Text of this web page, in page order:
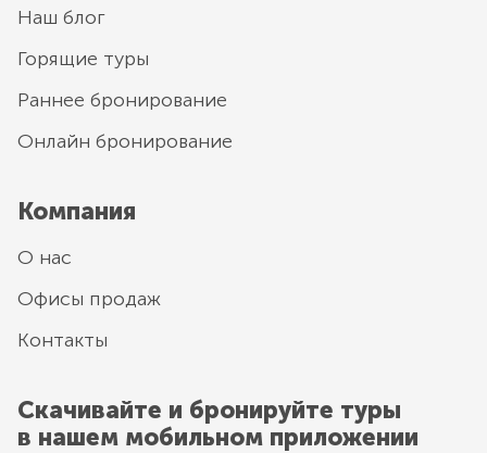
Наш блог
Горящие туры
Раннее бронирование
Онлайн бронирование
Компания
О нас
Офисы продаж
Контакты
Скачивайте и бронируйте туры
в нашем мобильном приложении